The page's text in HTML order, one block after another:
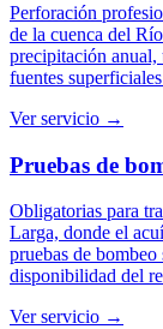
Perforación
de la cuenca del
precipitación anual,
fuentes
Ver servicio →
Pruebas de
Obligatorias para
Larga, donde el
pruebas de
disponibilidad del
Ver servicio →